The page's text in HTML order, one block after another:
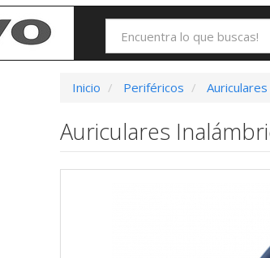
Inicio Periféricos Auriculares
Auriculares